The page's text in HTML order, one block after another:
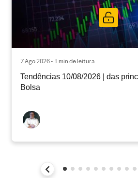
7 Ago 2026 • 1 min de leitura
Tendências 10/08/2026 | das
Bolsa